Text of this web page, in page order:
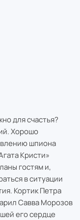
для счастья?
Хорошо
шпиона
Кристи»
гостям и,
в ситуации
Кортик Петра
Савва Морозов
его сердце